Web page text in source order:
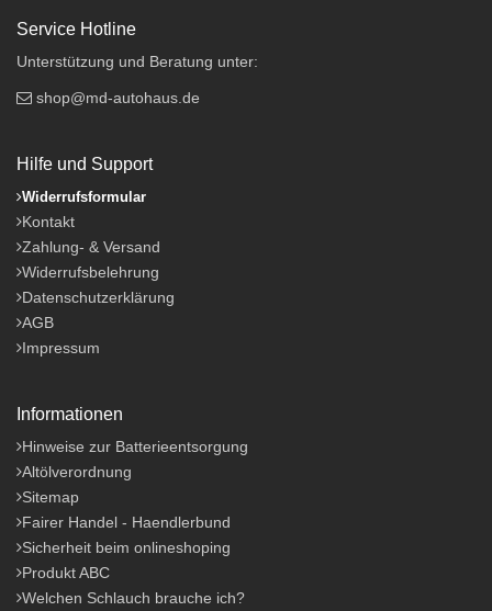
Service Hotline
Unterstützung und Beratung unter:
shop@md-autohaus.de
Hilfe und Support
Widerrufsformular
Kontakt
Zahlung- & Versand
Widerrufsbelehrung
Datenschutzerklärung
AGB
Impressum
Informationen
Hinweise zur Batterieentsorgung
Altölverordnung
Sitemap
Fairer Handel - Haendlerbund
Sicherheit beim onlineshoping
Produkt ABC
Welchen Schlauch brauche ich?